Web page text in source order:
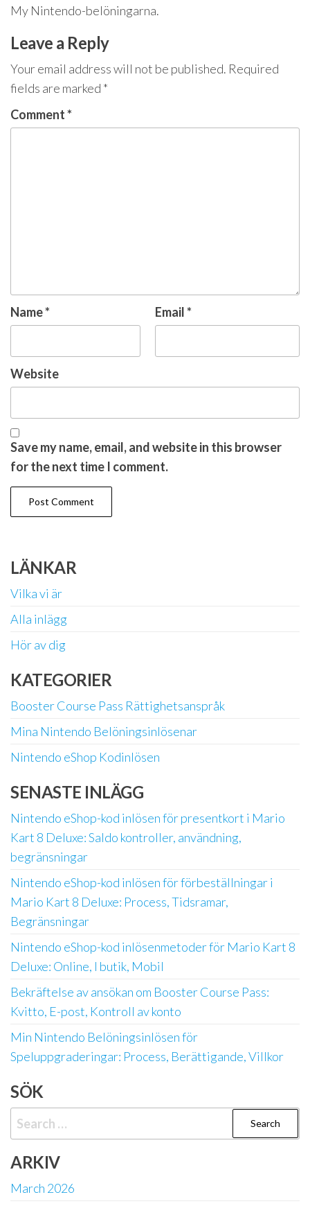
My Nintendo-belöningarna.
Leave a Reply
Your email address will not be published. Required
fields are marked *
Comment*
Name* Email*
Website
Save my name, email, and website in this browser
for the next time I comment.
LÄNKAR
Vilka vi är
Alla inlägg
Hör av dig
KATEGORIER
Booster Course Pass Rättighetsanspråk
Mina Nintendo Belöningsinlösenar
Nintendo eShop Kodinlösen
SENASTE INLÄGG
Nintendo eShop-kod inlösen för presentkort i Mario
Kart 8 Deluxe: Saldo kontroller, användning,
begränsningar
Nintendo eShop-kod inlösen för förbeställningar i
Mario Kart 8 Deluxe: Process, Tidsramar,
Begränsningar
Nintendo eShop-kod inlösenmetoder för Mario Kart 8
Deluxe: Online, I butik, Mobil
Bekräftelse av ansökan om Booster Course Pass:
Kvitto, E-post, Kontroll av konto
Min Nintendo Belöningsinlösen för
Speluppgraderingar: Process, Berättigande, Villkor
SÖK
Search
for:
ARKIV
March 2026